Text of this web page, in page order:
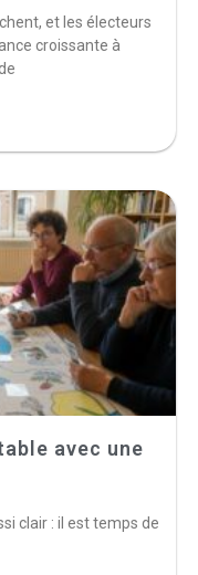
et les électeurs
croissante à
avec une
clair : il est temps de